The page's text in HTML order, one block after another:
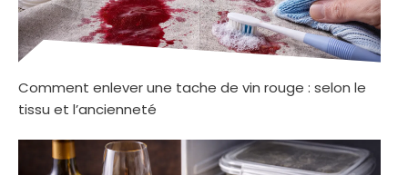
Comment enlever une tache de vin rouge : selon le
tissu et l’ancienneté